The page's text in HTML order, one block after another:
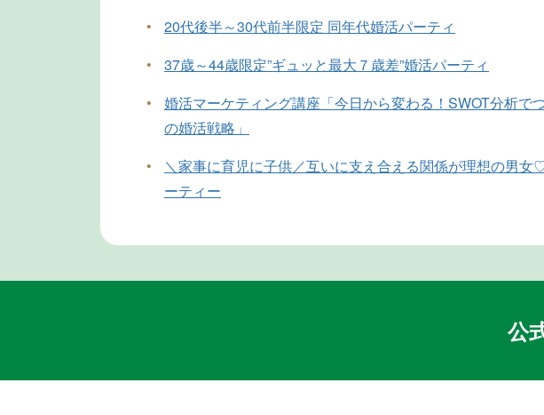
•
20代後半～30代前半限定 同年代婚活パーティ
•
37歳～44歳限定”ギュッと最大７歳差”婚活パーティ
•
婚活マーケティング講座「今日から変わる！SWOT分析で
の婚活戦略」
•
＼家事に育児に子供／互いに支え合える関係が理想の男女
ーティー
公